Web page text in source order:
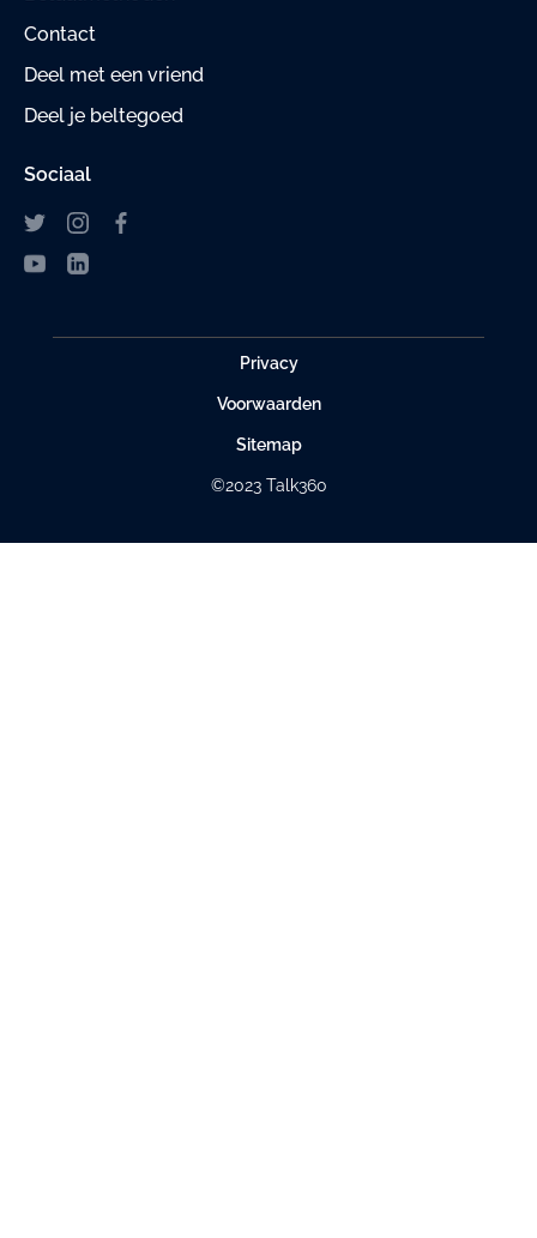
Contact
Deel met een vriend
Deel je beltegoed
Sociaal
Privacy
Voorwaarden
Sitemap
©2023 Talk360